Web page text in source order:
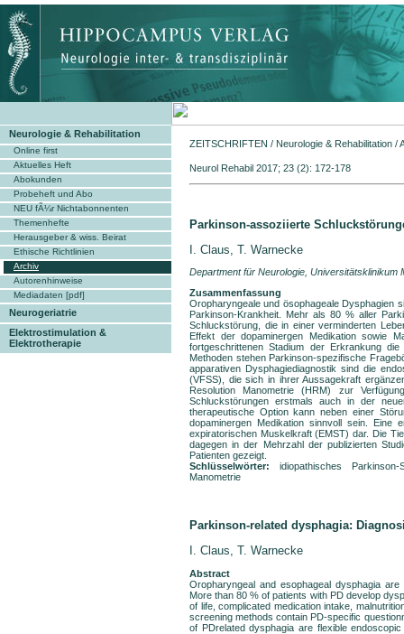
Neurologie & Rehabilitation
Online first
Aktuelles Heft
Abokunden
Probeheft und Abo
NEU fÃ¼r Nichtabonnenten
Themenhefte
Herausgeber & wiss. Beirat
Ethische Richtlinien
Archiv
Autorenhinweise
Mediadaten [pdf]
Neurogeriatrie
Elektrostimulation &
Elektrotherapie
ZEITSCHRIFTEN / Neurologie & Rehabilitation /
Neurol Rehabil 2017; 23 (2):
Parkinson-assoziierte
I. Claus, T. Warnecke
Department für Neurologie, Universitätsklinikum
Zusammenfassung
Oropharyngeale und ösophageale Dysphagien
Parkinson-Krankheit. Mehr als 80 % aller
Schluckstörung, die in einer verminderten
Effekt der dopaminergen Medikation sowie
fortgeschrittenen Stadium der Erkrankung
Methoden stehen Parkinson-spezifische
apparativen Dysphagiediagnostik sind die
(VFSS), die sich in ihrer Aussagekraft
Resolution Manometrie (HRM) zur
Schluckstörungen erstmals auch in der
therapeutische Option kann neben einer
dopaminergen Medikation sinnvoll sein. Eine
expiratorischen Muskelkraft (EMST) dar. Die
dagegen in der Mehrzahl der publizierten
Patienten gezeigt.
Schlüsselwörter: idiopathisches
Manometrie
Parkinson-related dysphagia:
I. Claus, T. Warnecke
Abstract
Oropharyngeal and esophageal dysphagia
More than 80 % of patients with PD develop
of life, complicated medication intake,
screening methods contain PD-specific
of PDrelated dysphagia are flexible